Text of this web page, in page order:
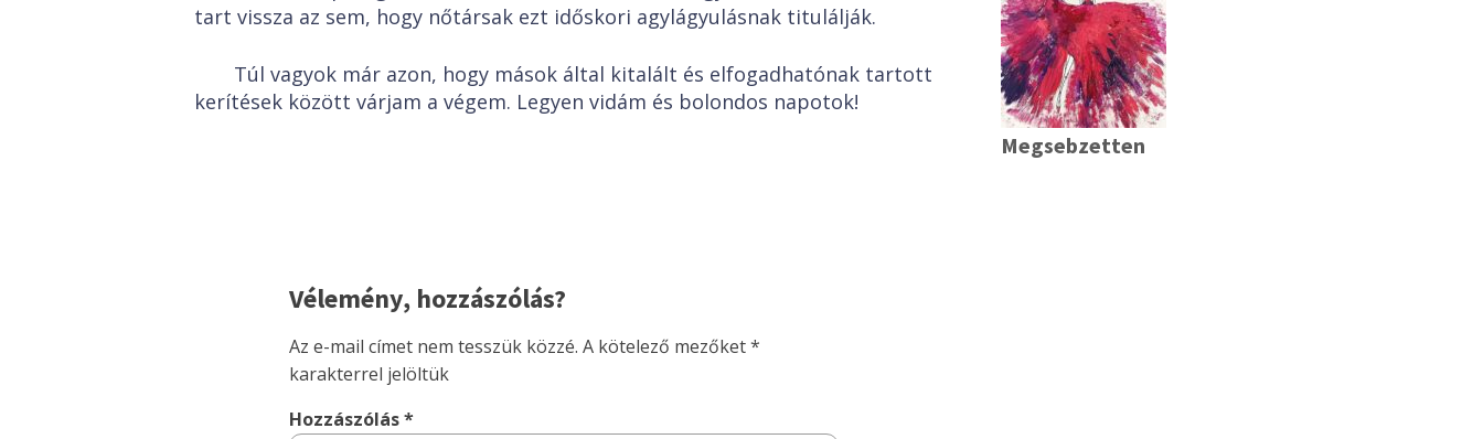
tart vissza az sem, hogy nőtársak ezt időskori agylágyulásnak titulálják.
Túl vagyok már azon, hogy mások által kitalált és elfogadhatónak tartott
kerítések között várjam a végem. Legyen vidám és bolondos napotok!
Vélemény, hozzászólás?
Az e-mail címet nem tesszük közzé. A kötelező mezőket*
karakterrel jelöltük
Hozzászólás*
Megsebzetten